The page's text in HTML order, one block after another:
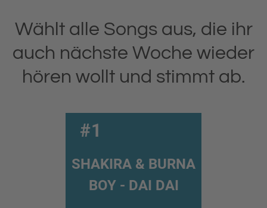
Wählt alle Songs aus, die ihr
auch nächste Woche wieder
hören wollt und stimmt ab.
#1
SHAKIRA & BURNA
BOY - DAI DAI